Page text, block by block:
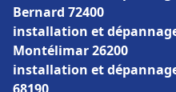
Bernard 72400
installation et
Montélimar 26200
installation et